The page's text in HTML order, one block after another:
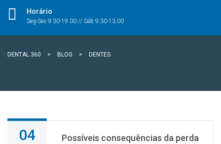
Horário
Seg-Sex 9:30-19.00 // Sáb 9:30-13.00
DENTAL 360 > BLOG > DENTES
SAÚDE ORAL
04
Possíveis consequências da perda